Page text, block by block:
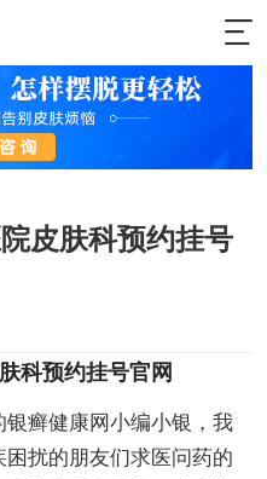
皮肤科预约挂号
科预约挂号官网
癣健康网小编小银，我
扰的朋友们求医问药的